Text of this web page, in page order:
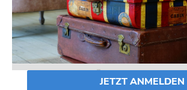
JETZT ANMELDEN